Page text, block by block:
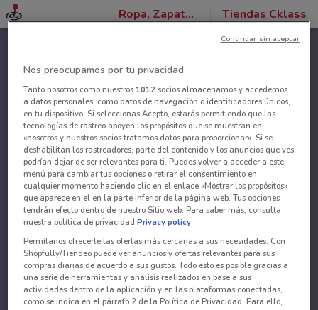
Ropa, Zapatos y Accesorios Tiendas Cklass
Nos preocupamos por tu privacidad
Tanto nosotros como nuestros 1012socios almacenamos y accedemos
a datos personales, como datos de navegación o identificadores únicos,
en tu dispositivo. Si seleccionas Acepto, estarás permitiendo que las
tecnologías de rastreo apoyen los propósitos que se muestran en
«nosotros y nuestros socios tratamos datos para proporcionar». Si se
deshabilitan los rastreadores, parte del contenido y los anuncios que ves
podrían dejar de ser relevantes para ti. Puedes volver a acceder a este
menú para cambiar tus opciones o retirar el consentimiento en
cualquier momento haciendo clic en el enlace «Mostrar los propósitos»
que aparece en el en la parte inferior de la página web. Tus opciones
tendrán efecto dentro de nuestro Sitio web. Para saber más, consulta
nuestra política de privacidad.Privacy policy
Permítanos ofrecerle las ofertas más cercanas a sus necesidades: Con
Shopfully/Tiendeo puede ver anuncios y ofertas relevantes para sus
compras diarias de acuerdo a sus gustos. Todo esto es posible gracias a
una serie de herramientas y análisis realizados en base a sus
actividades dentro de la aplicación y en las plataformas conectadas,
como se indica en el párrafo 2 de la Política de Privacidad. Para ello,
Continuar sin aceptar